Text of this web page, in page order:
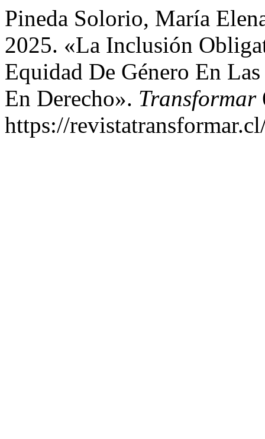
Pineda Solorio, María
2025. «La Inclusión
Equidad De Género En
En Derecho». Transformar
https://